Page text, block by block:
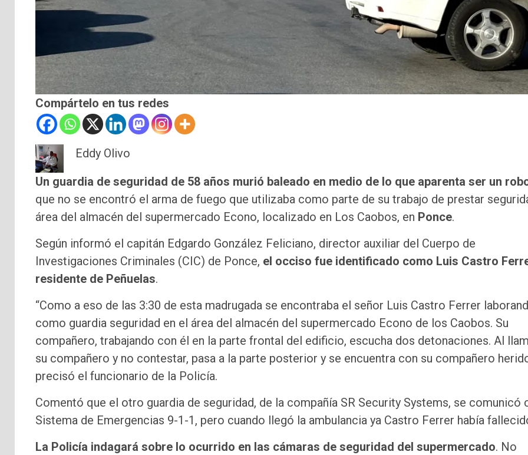
Compártelo en tus redes
Eddy Olivo
Un guardia de seguridad de 58 años murió baleado en medio de lo que aparenta ser un
que no se encontró el arma de fuego que utilizaba como parte de su trabajo de prestar
área del almacén del supermercado Econo, localizado en Los Caobos, en Ponce.
Según informó el capitán Edgardo González Feliciano, director auxiliar del Cuerpo de
Investigaciones Criminales (CIC) de Ponce, el occiso fue identificado como Luis Castro
residente de Peñuelas.
“Como a eso de las 3:30 de esta madrugada se encontraba el señor Luis Castro Ferrer
como guardia seguridad en el área del almacén del supermercado Econo de los Caobos. Su
compañero, trabajando con él en la parte frontal del edificio, escucha dos detonaciones. Al
su compañero y no contestar, pasa a la parte posterior y se encuentra con su compañero
precisó el funcionario de la Policía.
Comentó que el otro guardia de seguridad, de la compañía SR Security Systems, se comunicó
Sistema de Emergencias 9-1-1, pero cuando llegó la ambulancia ya Castro Ferrer había
La Policía indagará sobre lo ocurrido en las cámaras de seguridad del supermercado. No